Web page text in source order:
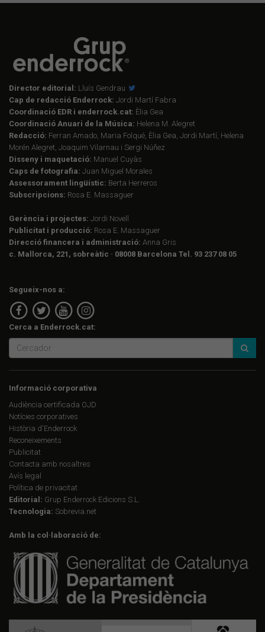
Director editorial: Lluís Gendrau
Cap de redacció Enderrock: Jordi Martí Fabra
Coordinació EDR i enderrock.cat: Èlia Gea
Coordinació Anuari de la Música: Helena M. Alegret
Redacció: Ferran Amado, Maria Folqué, Èlia Gea, Jordi Martí, Helena
Morén Alegret, Joaquim Vilarnau i Sergi Núñez
Disseny i maquetació: Manuel Cuyàs
Caps de fotografia: Juan Miguel Morales
Assessorament lingüístic: Berta Herreros
Subscripcions: Rosa E. Massaguer
Gerència i projectes: Jordi Novell
Publicitat i producció: Rosa E. Massaguer
Direcció financera i administració: Anna Gris
c. Mallorca, 221, sobreàtic · 08008 Barcelona Tel. 93 237 08 05
Segueix-nos a:
Cerca a Enderrock.cat:
Informació corporativa
Audiència certificada OJD
Notícies corporatives
Història d'Enderrock
Reconeixements
Publicitat
Contacta amb nosaltres
Avís legal
Política de privacitat
Editorial: Grup Enderrock Edicions S.L.
Tecnologia: Sobrevia.net
Amb la col·laboració de: